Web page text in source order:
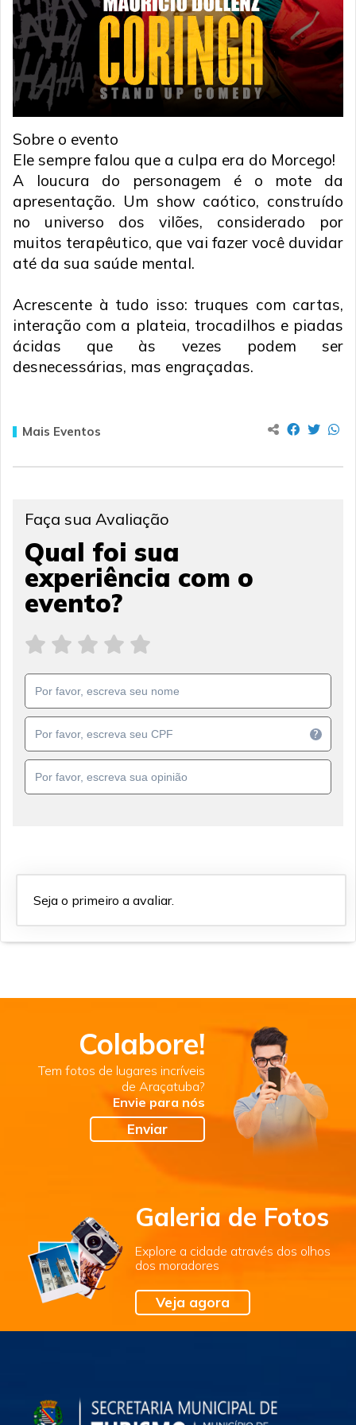
Sobre o evento
Ele sempre falou que a culpa era do Morcego!
A loucura do personagem é o mote da
apresentação. Um show caótico, construído
no universo dos vilões, considerado por
muitos terapêutico, que vai fazer você duvidar
até da sua saúde mental.
Acrescente à tudo isso: truques com cartas,
interação com a plateia, trocadilhos e piadas
ácidas que às vezes podem ser
desnecessárias, mas engraçadas.
Mais Eventos
Faça sua Avaliação
Qual foi sua
experiência com o
evento?
?
Seja o primeiro a avaliar.
Colabore!
Tem fotos de lugares incríveis
de Araçatuba?
Envie para nós
Enviar
Galeria de Fotos
Explore a cidade através dos olhos
dos moradores
Veja agora